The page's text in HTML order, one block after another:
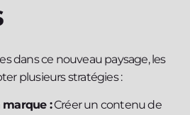
dans ce nouveau paysage, les
plusieurs stratégies :
marque :Créer un contenu de